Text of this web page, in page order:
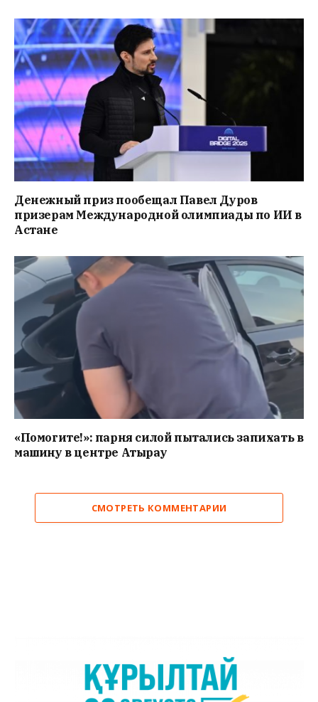
Денежный приз пообещал Павел Дуров
призерам Международной олимпиады по ИИ в
Астане
«Помогите!»: парня силой пытались запихать в
машину в центре Атырау
СМОТРЕТЬ КОММЕНТАРИИ